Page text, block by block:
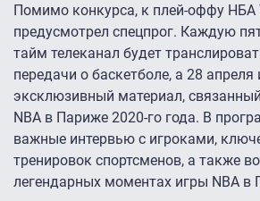
Помимо конкурса, к плей-оффу НБА
предусмотрел спецпрог. Каждую
тайм телеканал будет
передачи о баскетболе, а 28
эксклюзивный материал,
NBA в Париже 2020-го года. В
важные интервью с игроками,
тренировок спортсменов, а также
легендарных моментах игры NBA в